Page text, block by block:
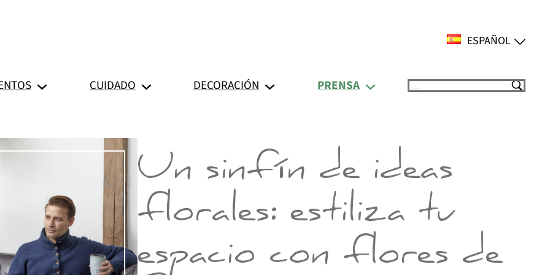
ESPAÑOL
CUIDADO DECORACIÓN PRENSA Suchen
Un sinfín de ideas
florales: estiliza tu
espacio con flores de